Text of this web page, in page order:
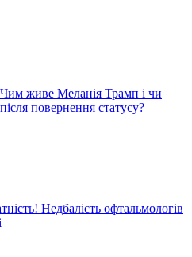
живе Меланія Трамп і чи
повернення статусу?
Недбалість офтальмологів